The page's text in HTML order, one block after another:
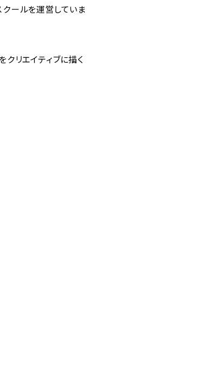
ールを運営していま
リエイティブに描く